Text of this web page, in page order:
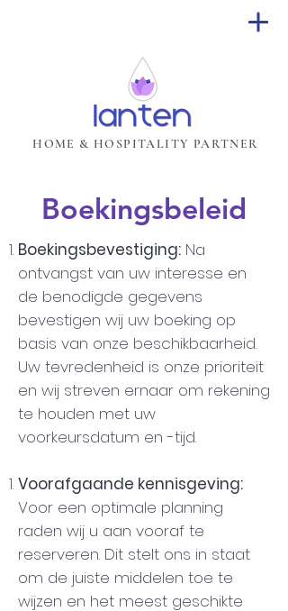
HOME & HOSPITALITY PARTNER
Boekingsbeleid
Boekingsbevestiging: Na
ontvangst van uw interesse en
de benodigde gegevens
bevestigen wij uw boeking op
basis van onze beschikbaarheid.
Uw tevredenheid is onze prioriteit
en wij streven ernaar om rekening
te houden met uw
voorkeursdatum en -tijd.
Voorafgaande kennisgeving:
Voor een optimale planning
raden wij u aan vooraf te
reserveren. Dit stelt ons in staat
om de juiste middelen toe te
wijzen en het meest geschikte